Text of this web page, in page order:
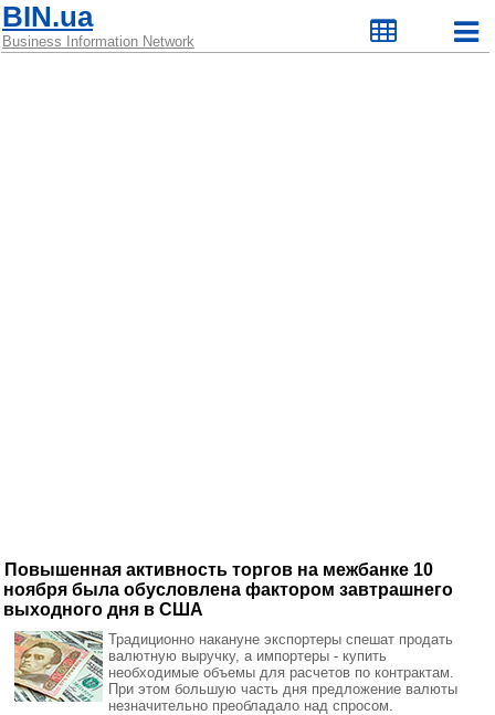
BIN.ua
Business Information Network
Повышенная активность торгов на межбанке 10
ноября была обусловлена фактором завтрашнего
выходного дня в США
Традиционно накануне экспортеры спешат продать
валютную выручку, а импортеры - купить
необходимые объемы для расчетов по контрактам.
При этом большую часть дня предложение валюты
незначительно преобладало над спросом.